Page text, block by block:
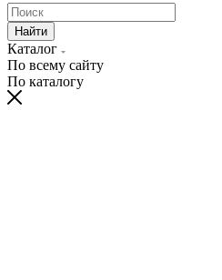
Найти
Каталог
По всему сайту
По каталогу